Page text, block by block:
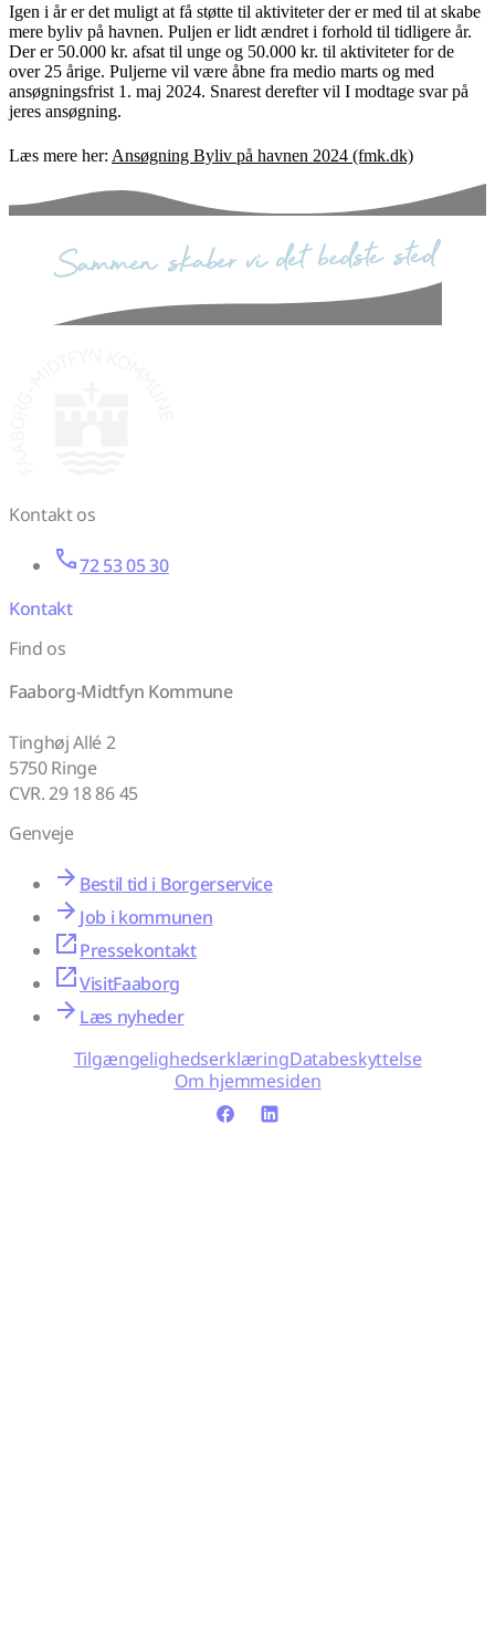
Igen i år er det muligt at få støtte til aktiviteter der er med til at skabe
mere byliv på havnen. Puljen er lidt ændret i forhold til tidligere år.
Der er 50.000 kr. afsat til unge og 50.000 kr. til aktiviteter for de
over 25 årige. Puljerne vil være åbne fra medio marts og med
ansøgningsfrist 1. maj 2024. Snarest derefter vil I modtage svar på
jeres ansøgning.
Læs mere her: Ansøgning Byliv på havnen 2024 (fmk.dk)
sammen skaber vi det bedste sted
Kontakt os
72 53 05 30
Kontakt
Find os
Faaborg-Midtfyn Kommune
Tinghøj Allé 2
5750 Ringe
CVR. 29 18 86 45
Genveje
Bestil tid i Borgerservice
Job i kommunen
Pressekontakt
VisitFaaborg
Læs nyheder
TilgængelighedserklæringDatabeskyttelse
Om hjemmesiden